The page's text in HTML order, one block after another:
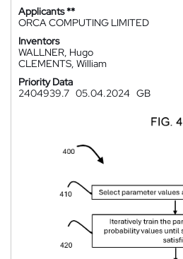
Applicants **
ORCA COMPUTING LIMITED
Inventors
WALLNER, Hugo
CLEMENTS, William
Priority Data
2404939.7 05.04.2024 GB